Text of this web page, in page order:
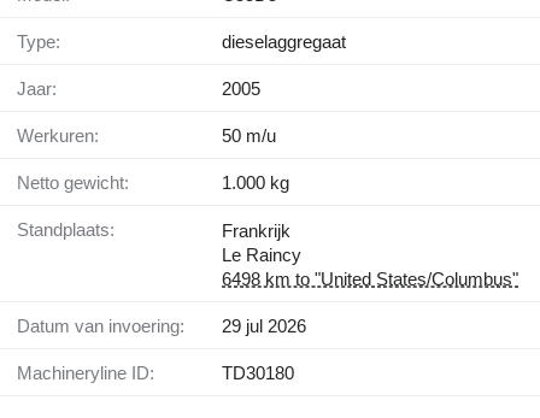
Type: dieselaggregaat
Jaar: 2005
Werkuren: 50 m/u
Netto gewicht: 1.000 kg
Standplaats:
Frankrijk
Le Raincy
6498 km to "United States/Columbus"
Datum van invoering: 29 jul 2026
Machineryline ID: TD30180